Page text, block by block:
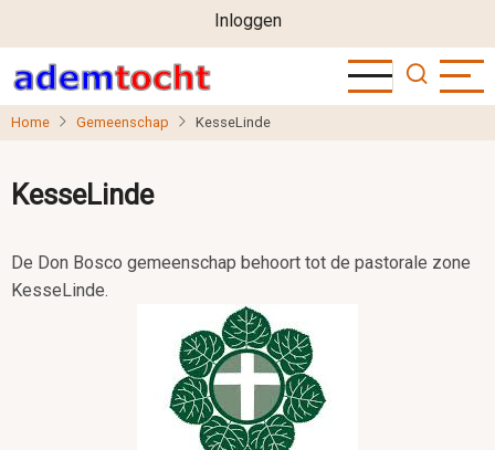
naar
de
inhoud
User
account
menu
Inloggen
Home Gemeenschap KesseLinde
KesseLinde
De Don Bosco gemeenschap behoort tot de pastorale zone
KesseLinde.